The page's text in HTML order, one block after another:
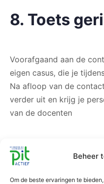
Beheer
Om de beste ervaringen te
8. Toets
Voorafgaand aan de
eigen casus, die je
Na afloop van de
verder uit en krijg je
van de docenten